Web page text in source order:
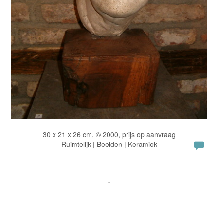
30 x 21 x 26 cm, © 2000, prijs op aanvraag
Ruimtelijk | Beelden | Keramiek
..